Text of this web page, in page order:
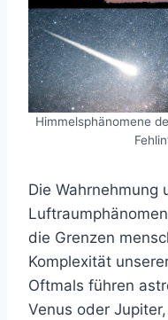
Himmelsphänomene
Die Wahrnehmung
die Grenzen
Komplexität
Oftmals führen
Venus oder